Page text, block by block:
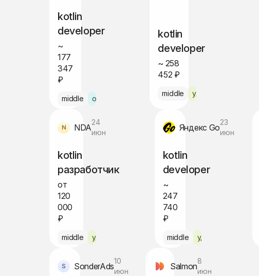
kotlin
developer
~
177
347
₽
middle офис Алматы
kotlin
developer
~ 258
452 ₽
middle удалённо
NDA
24
июн
kotlin
разработчик
от
120
000
₽
middle удалённо
Яндекс Go
23
июн
kotlin
developer
~
247
740
₽
middle удалённо
SonderAds
10
июн
Salmon
8
июн